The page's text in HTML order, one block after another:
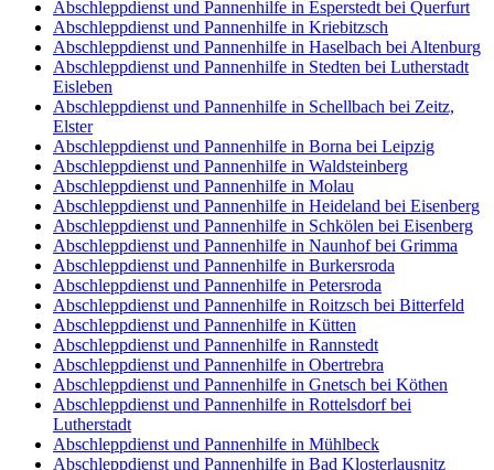
Abschleppdienst und Pannenhilfe in Esperstedt bei Querfurt
Abschleppdienst und Pannenhilfe in Kriebitzsch
Abschleppdienst und Pannenhilfe in Haselbach bei Altenburg
Abschleppdienst und Pannenhilfe in Stedten bei Lutherstadt
Eisleben
Abschleppdienst und Pannenhilfe in Schellbach bei Zeitz,
Elster
Abschleppdienst und Pannenhilfe in Borna bei Leipzig
Abschleppdienst und Pannenhilfe in Waldsteinberg
Abschleppdienst und Pannenhilfe in Molau
Abschleppdienst und Pannenhilfe in Heideland bei Eisenberg
Abschleppdienst und Pannenhilfe in Schkölen bei Eisenberg
Abschleppdienst und Pannenhilfe in Naunhof bei Grimma
Abschleppdienst und Pannenhilfe in Burkersroda
Abschleppdienst und Pannenhilfe in Petersroda
Abschleppdienst und Pannenhilfe in Roitzsch bei Bitterfeld
Abschleppdienst und Pannenhilfe in Kütten
Abschleppdienst und Pannenhilfe in Rannstedt
Abschleppdienst und Pannenhilfe in Obertrebra
Abschleppdienst und Pannenhilfe in Gnetsch bei Köthen
Abschleppdienst und Pannenhilfe in Rottelsdorf bei
Lutherstadt
Abschleppdienst und Pannenhilfe in Mühlbeck
Abschleppdienst und Pannenhilfe in Bad Klosterlausnitz